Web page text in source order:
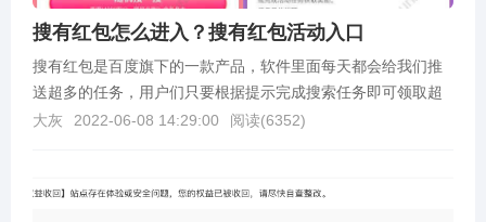
搜有红包怎么进入？搜有红包活动入口
搜有红包是百度旗下的一款产品，软件里面每天都会给我们推
送超多的任务，用户们只要根据提示完成搜索任务即可领取超
多奖励，包括积分奖励，现金红包，各项优惠券，实物礼品...
大灰 2022-06-08 14:29:00 阅读(6352)